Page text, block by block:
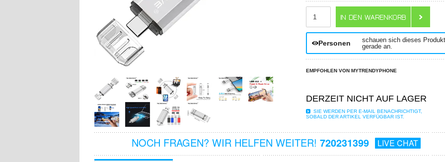
Personen
schauen sich dieses Produkt
gerade an.
EMPFOHLEN VON MYTRENDYPHONE
DERZEIT NICHT AUF LAGER
SIE WERDEN PER E-MAIL BENACHRICHTIGT,
SOBALD DER ARTIKEL VERFÜGBAR IST.
NOCH FRAGEN? WIR HELFEN WEITER! 720231399 LIVE CHAT